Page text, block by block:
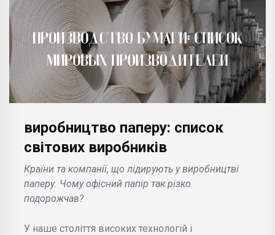
виробництво паперу: список
світових виробників
Країни та компанії, що лідирують у виробництві
паперу. Чому офісний папір так різко
подорожчав?
У наше століття високих технологій і